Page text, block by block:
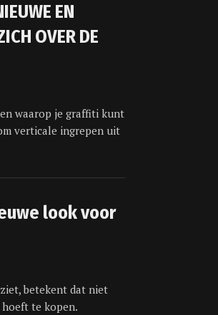
EN
OVER DE
waarop je graffiti kunt
verticale ingrepen uit
look voor
betekent dat niet
te kopen.